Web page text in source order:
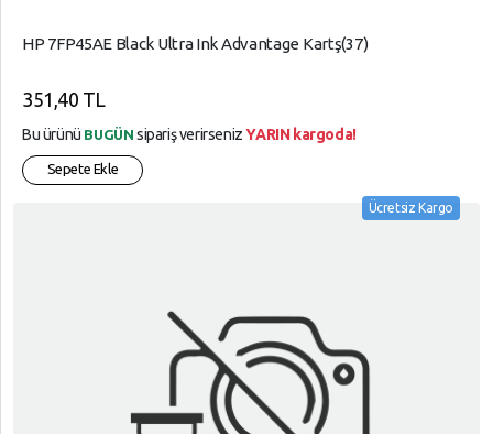
HP 7FP45AE Black Ultra Ink Advantage Kartş(37)
351,40 TL
Bu ürünü BUGÜN sipariş verirsenizYARIN kargoda!
Sepete Ekle
Ücretsiz Kargo